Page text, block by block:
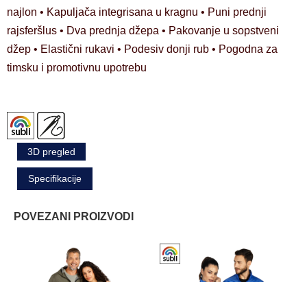
najlon • Kapuljača integrisana u kragnu • Puni prednji
rajsferšlus • Dva prednja džepa • Pakovanje u sopstveni
džep • Elastični rukavi • Podesiv donji rub • Pogodna za
timsku i promotivnu upotrebu
3D pregled
Specifikacije
POVEZANI PROIZVODI